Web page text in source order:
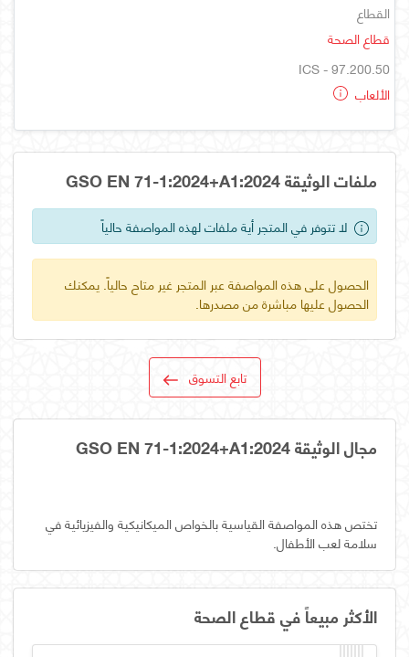
القطاع
قطاع الصحة
ICS - 97.200.50
الألعاب
ملفات الوثيقة GSO EN 71-1:2024+A1:2024
لا تتوفر في المتجر أية ملفات لهذه المواصفة حالياً
الحصول على هذه المواصفة عبر المتجر غير متاح حالياً. يمكنك
الحصول عليها مباشرة من مصدرها.
تابع التسوق
مجال الوثيقة GSO EN 71-1:2024+A1:2024
تختص هذه المواصفة القياسية بالخواص الميكانيكية والفيزيائية في
سلامة لعب الأطفال.
الأكثر مبيعاً في قطاع الصحة